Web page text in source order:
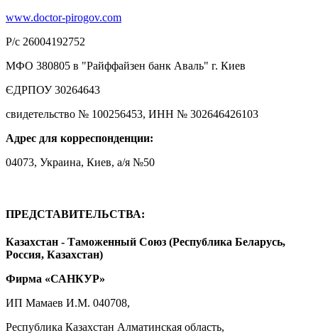
www.doctor-pirogov.com
Р/с 26004192752
МФО 380805 в "Райффайзен банк Аваль" г. Киев
ЄДРПОУ 30264643
свидетельство № 100256453, ИНН № 302646426103
Адрес для корреспонденции:
04073, Украина, Киев, а/я №50
ПРЕДСТАВИТЕЛЬСТВА:
Казахстан - Таможенный Союз (Республика Беларусь,
Россия, Казахстан)
Фирма «САНКУР»
ИП Мамаев И.М. 040708,
Республика Казахстан Алматинская область,